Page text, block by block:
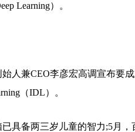
Learning）。
人兼CEO李彦宏高调宣布要
（IDL）。
具备两三岁儿童的智力;5月